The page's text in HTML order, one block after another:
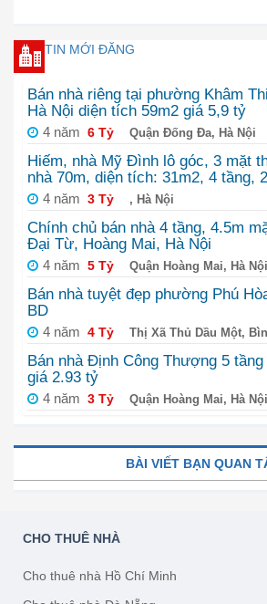
TIN MỚI ĐĂNG
Bán nhà riêng tại phường Khâm
Hà Nội diện tích 59m2 giá 5,9 tỷ
4 năm 6 Tỷ Quận Đống Đa, Hà Nội
Hiếm, nhà Mỹ Đình lô góc, 3 mặt
nhà 70m, diện tích: 31m2, 4 tầng,
4 năm 3 Tỷ , Hà Nội
Chính chủ bán nhà 4 tầng, 4.5m
Đại Từ, Hoàng Mai, Hà Nội
4 năm 5 Tỷ Quận Hoàng Mai, Hà Nội
Bán nhà tuyệt đẹp phường Phú
BD
4 năm 4 Tỷ Thị Xã Thủ Dầu Một,
Bán nhà Định Công Thượng 5
giá 2.93 tỷ
4 năm 3 Tỷ Quận Hoàng Mai, Hà Nội
BÀI VIẾT BẠN QUAN
CHO THUÊ NHÀ
Cho thuê nhà Hồ Chí Minh